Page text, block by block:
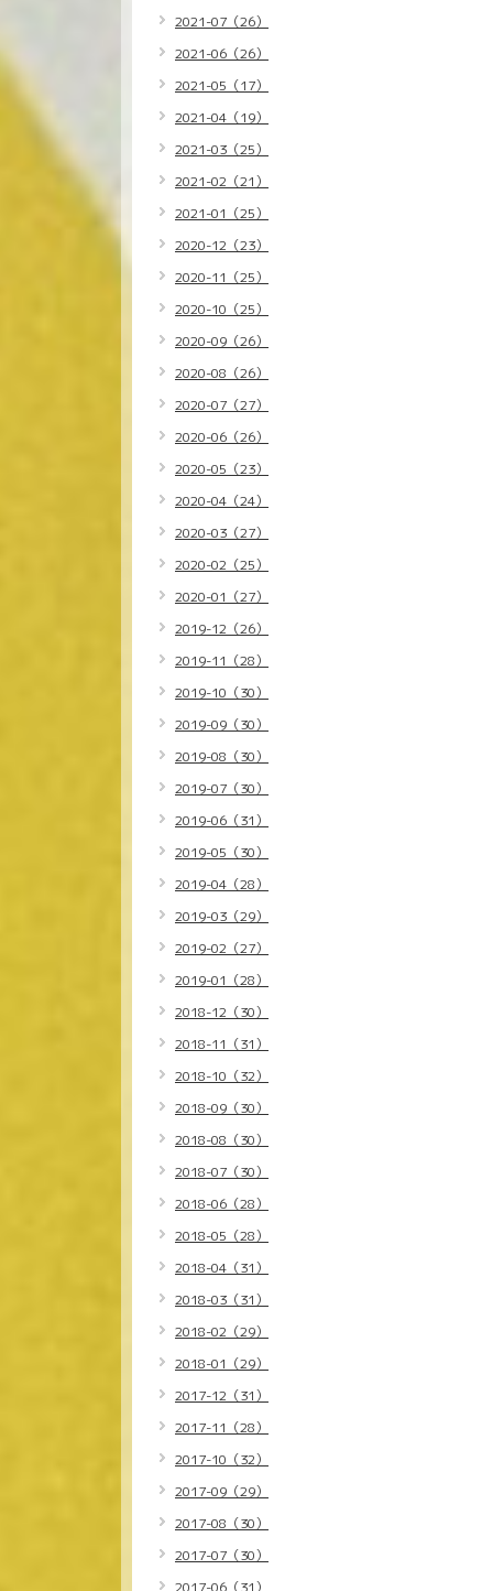
2021-07（26）
2021-06（26）
2021-05（17）
2021-04（19）
2021-03（25）
2021-02（21）
2021-01（25）
2020-12（23）
2020-11（25）
2020-10（25）
2020-09（26）
2020-08（26）
2020-07（27）
2020-06（26）
2020-05（23）
2020-04（24）
2020-03（27）
2020-02（25）
2020-01（27）
2019-12（26）
2019-11（28）
2019-10（30）
2019-09（30）
2019-08（30）
2019-07（30）
2019-06（31）
2019-05（30）
2019-04（28）
2019-03（29）
2019-02（27）
2019-01（28）
2018-12（30）
2018-11（31）
2018-10（32）
2018-09（30）
2018-08（30）
2018-07（30）
2018-06（28）
2018-05（28）
2018-04（31）
2018-03（31）
2018-02（29）
2018-01（29）
2017-12（31）
2017-11（28）
2017-10（32）
2017-09（29）
2017-08（30）
2017-07（30）
2017-06（31）